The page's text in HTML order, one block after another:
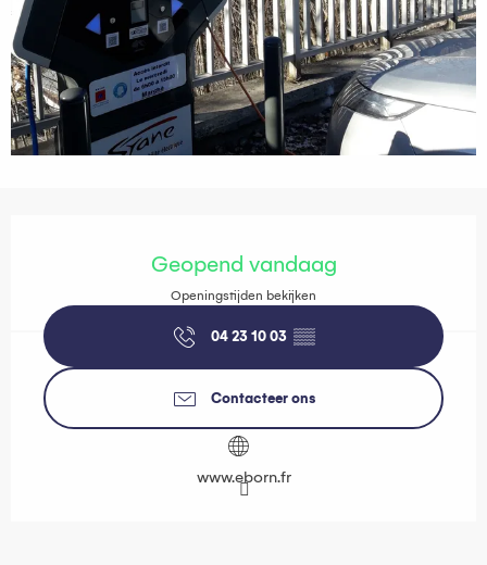
Geopend vandaag
Openingstijden bekijken
04 23 10 03 ▒▒
Contacteer ons
www.eborn.fr